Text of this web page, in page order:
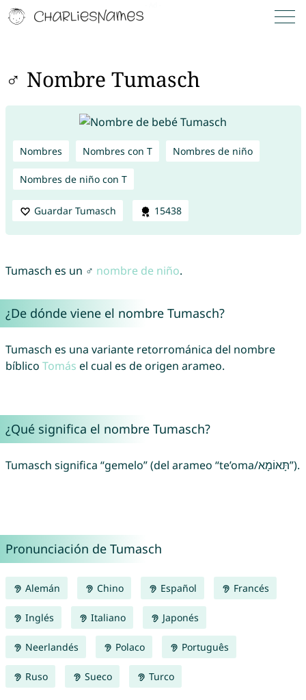
♂ Nombre Tumasch
Nombres Nombres con T Nombres de niño
Nombres de niño con T
Guardar Tumasch 15438
Tumasch es un ♂ nombre de niño.
¿De dónde viene el nombre Tumasch?
Tumasch es una variante retorrománica del nombre
bíblico Tomás el cual es de origen arameo.
¿Qué significa el nombre Tumasch?
Tumasch significa “gemelo” (del arameo “te’oma/תָּאוֹמָא”).
Pronunciación de Tumasch
Alemán Chino Español Francés
Inglés Italiano Japonés
Neerlandés Polaco Português
Ruso Sueco Turco